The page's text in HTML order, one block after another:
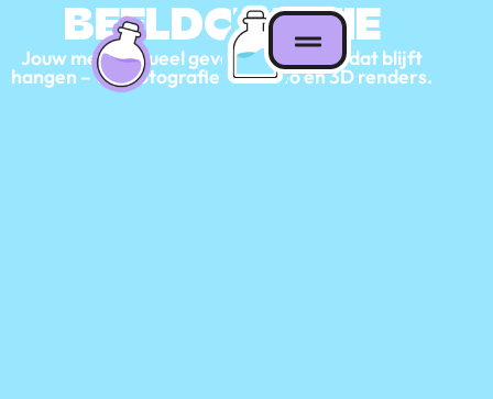
BEELDCREATIE
Jouw merk, visueel gevangen in beeld dat blijft
hangen – van fotografie tot video en 3D renders.